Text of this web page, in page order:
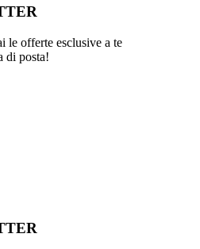
le offerte esclusive a te
di posta!